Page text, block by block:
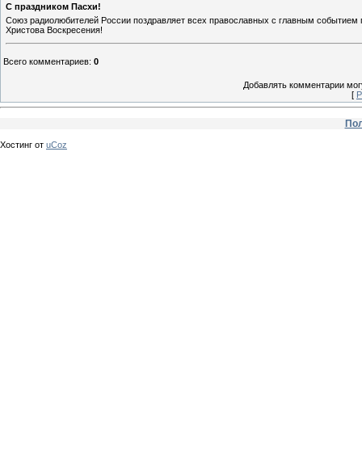
С праздником Пасхи!
Союз радиолюбителей России поздравляет всех православных с главным
Христова Воскресения!
Всего комментариев: 0
Добавлять комментарии
[
Хостинг от uCoz